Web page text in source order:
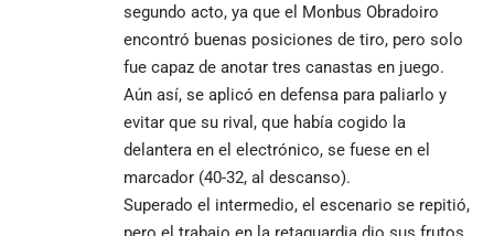
segundo acto, ya que el Monbus Obradoiro
encontró buenas posiciones de tiro, pero solo
fue capaz de anotar tres canastas en juego.
Aún así, se aplicó en defensa para paliarlo y
evitar que su rival, que había cogido la
delantera en el electrónico, se fuese en el
marcador (40-32, al descanso).
Superado el intermedio, el escenario se repitió,